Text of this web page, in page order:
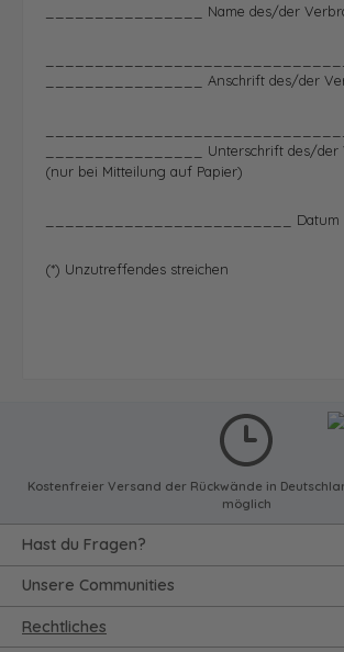
________________ Name des/der
________________ Anschrift des/der
________________ Unterschrift des/der
(nur bei Mitteilung auf Papier)
_________________________ Datum
(*) Unzutreffendes streichen
Kostenfreier Versand der Rückwände in
möglich
Rechtliches
Hast du Fragen?
Unsere Communities